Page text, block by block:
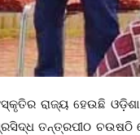
ରାଜ୍ୟ ହେଉଛି
ତନ୍ତ୍ରପୀଠ ଚଉଷଠି